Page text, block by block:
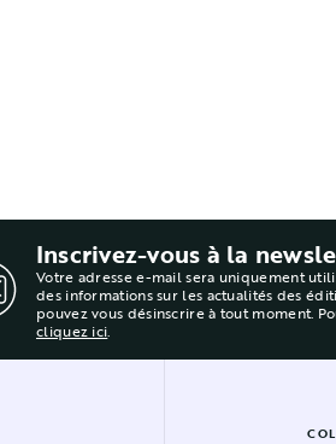
Inscrivez-vous à la
Votre adresse e-mail sera uniquement
des informations sur les actualités des
pouvez vous désinscrire à tout moment.
cliquez ici.